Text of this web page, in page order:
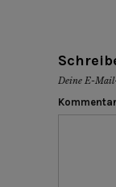
Deine E-
Kommentar